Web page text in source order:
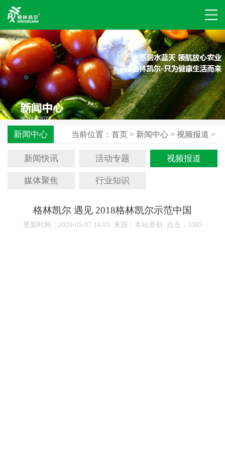
新闻中心 当前位置：首页 > 新闻中心 >视频报道 >
新闻快讯 活动专题 视频报道
媒体聚焦 行业知识
格林凯尔 遇见 2018格林凯尔示范中国
更新时间：2020-05-07 14:03 来源：本站原创 点击： 3305